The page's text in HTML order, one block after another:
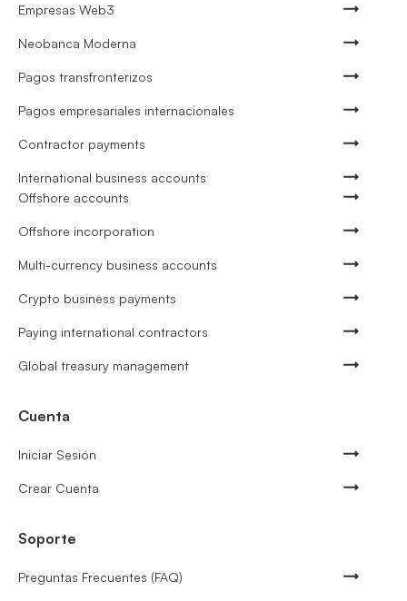
Empresas Web3
Neobanca Moderna
Pagos transfronterizos
Pagos empresariales internacionales
Contractor payments
International business accounts
Offshore accounts
Offshore incorporation
Multi-currency business accounts
Crypto business payments
Paying international contractors
Global treasury management
Cuenta
Iniciar Sesión
Crear Cuenta
Soporte
Preguntas Frecuentes (FAQ)